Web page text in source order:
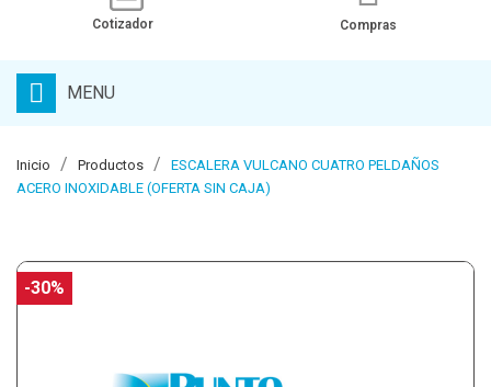
Cotizador Compras
MENU
Inicio Productos
ESCALERA VULCANO CUATRO PELDAÑOS
ACERO INOXIDABLE (OFERTA SIN CAJA)
-30%